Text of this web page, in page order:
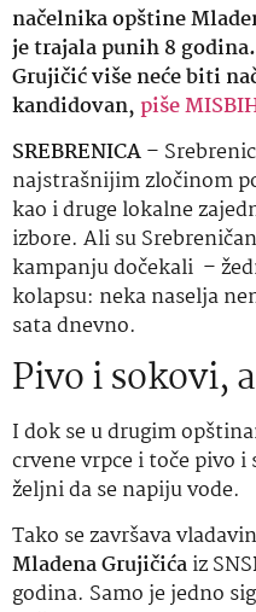
načelnika opštine
je trajala punih 8
Grujičić više neće biti
kandidovan, piše
SREBRENICA–
najstrašnijim zločinom
kao i druge lokalne
izbore. Ali su
kampanju dočekali –
kolapsu: neka naselja
sata dnevno.
Pivo i sokovi,
I dok se u drugim
crvene vrpce i toče pivo
željni da se napiju vode.
Tako se završava
Mladena Grujičićaiz
godina. Samo je jedno